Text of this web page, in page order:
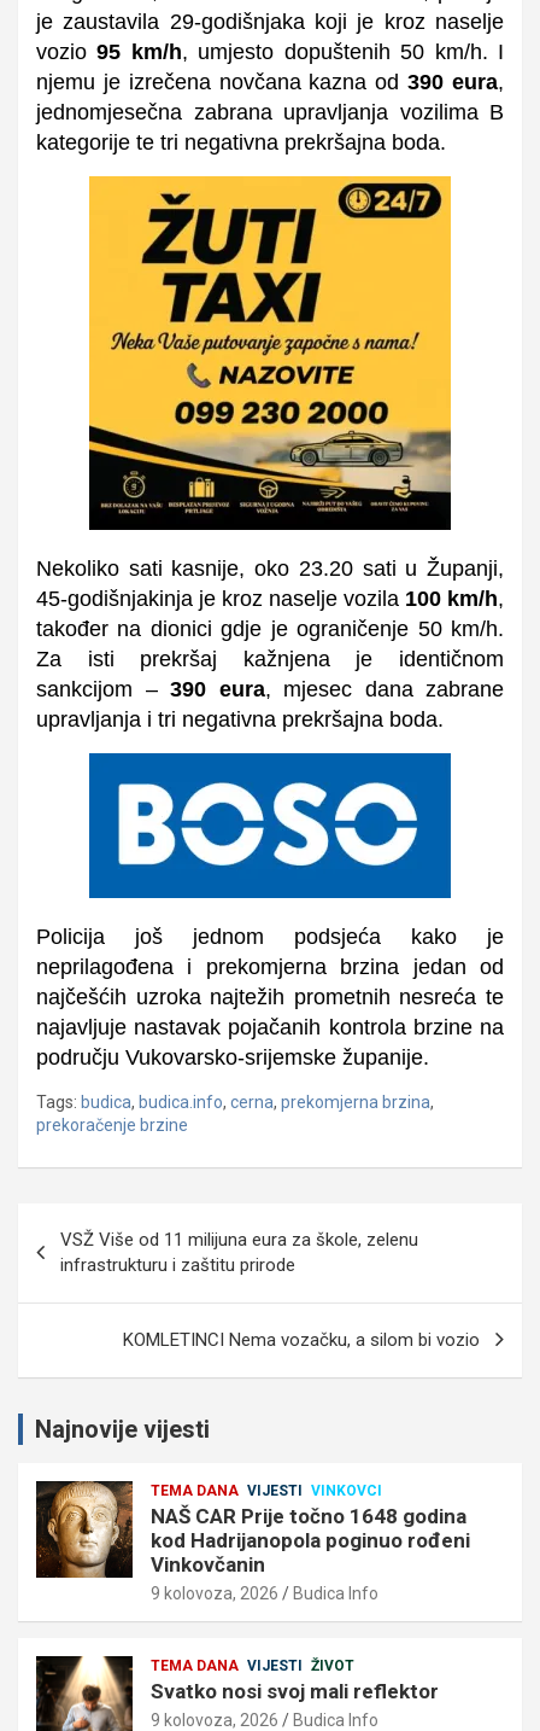
je zaustavila 29-godišnjaka koji je kroz naselje
vozio95 km/h, umjesto dopuštenih 50 km/h. I
njemu je izrečena novčana kazna od390 eura,
jednomjesečna zabrana upravljanja vozilima B
kategorije te tri negativna prekršajna boda.
Nekoliko sati kasnije, oko 23.20 sati u Županji,
45-godišnjakinja je kroz naselje vozila 100 km/h,
također na dionici gdje je ograničenje 50 km/h.
Za isti prekršaj kažnjena je identičnom
sankcijom – 390 eura, mjesec dana zabrane
upravljanja i tri negativna prekršajna boda.
Policija još jednom podsjeća kako je
neprilagođena i prekomjerna brzina jedan od
najčešćih uzroka najtežih prometnih nesreća te
najavljuje nastavak pojačanih kontrola brzine na
području Vukovarsko-srijemske županije.
Tags: budica, budica.info, cerna, prekomjerna brzina,
prekoračenje brzine
Navigacija
objava
VSŽ Više od 11 milijuna eura za škole, zelenu
infrastrukturu i zaštitu prirode
KOMLETINCI Nema vozačku, a silom bi vozio
Najnovije vijesti
TEMA DANA VIJESTI VINKOVCI
NAŠ CAR Prije točno 1648 godina
kod Hadrijanopola poginuo rođeni
Vinkovčanin
9 kolovoza, 2026 Budica Info
TEMA DANA VIJESTI ŽIVOT
Svatko nosi svoj mali reflektor
9 kolovoza, 2026 Budica Info